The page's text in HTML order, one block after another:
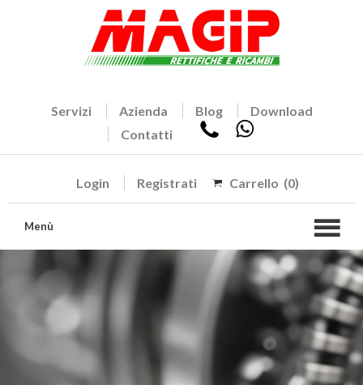
Servizi Azienda Blog
Download
Contatti
Login Registrati Carrello (0)
Menù